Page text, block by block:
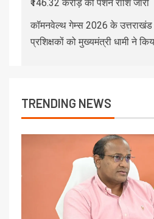
₹146.32 करोड़ की पेंशन राशि जारी
कॉमनवेल्थ गेम्स 2026 के
प्रशिक्षकों को मुख्यमंत्री धामी ने
TRENDING NEWS